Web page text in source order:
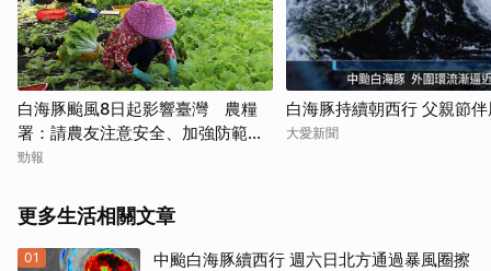
白海豚颱風8日起影響臺灣 農糧
署：請農友注意安全、加強防範措
施
勁報
白海豚持續朝西行 父親節
大愛新聞
更多生活相關文章
01
中颱白海豚續西行 週六日北方通過暴風圈擦